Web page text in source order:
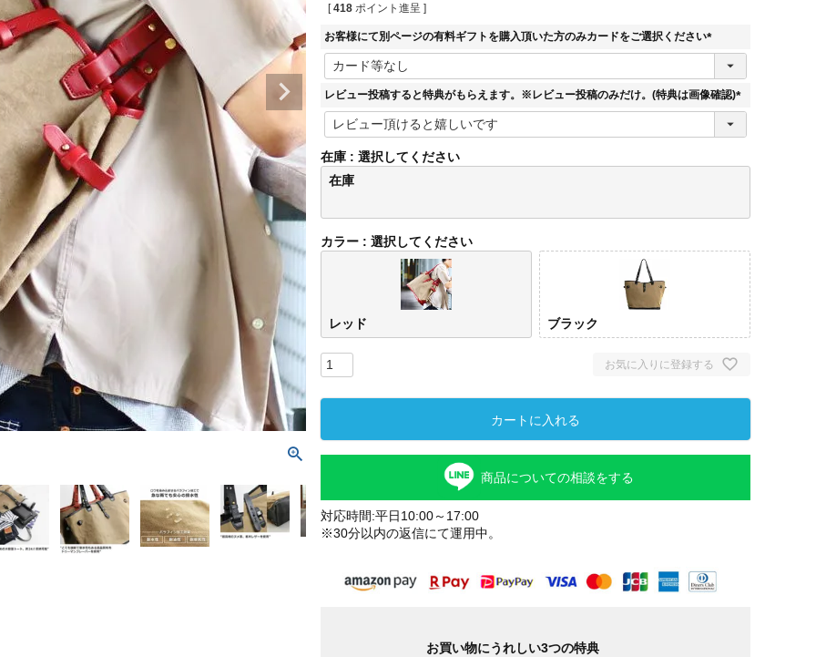
[ 418 ポイント進呈 ]
お客様にて別ページの有料ギフトを購入頂いた方のみカードをご選択ください
(
須
レビュー投稿すると特典がもらえます。※レビュー投稿のみだけ。(特典は画像確認)
(
)
在庫
選択してください
在庫
カラー 選択してください
レッド ブラック
お気に入りに登録する
カートに入れる
商品についての相談をする
対応時間:平日10:00～17:00
※30分以内の返信にて運用中。
お買い物にうれしい3つの特典